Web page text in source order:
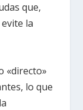
que,
la
«directo»
lo que